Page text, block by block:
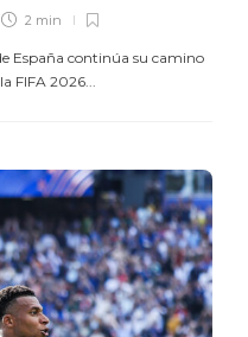
2 min
España continúa su camino
FIFA 2026...